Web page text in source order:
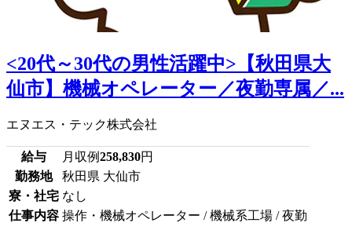
<20代～30代の男性活躍中>【秋田県大
仙市】機械オペレーター／夜勤専属／...
エヌエス・テック株式会社
給与 月収例258,830円
勤務地
秋田県 大仙市
寮・社宅 なし
仕事内容 操作・機械オペレーター / 機械系工場 / 夜勤